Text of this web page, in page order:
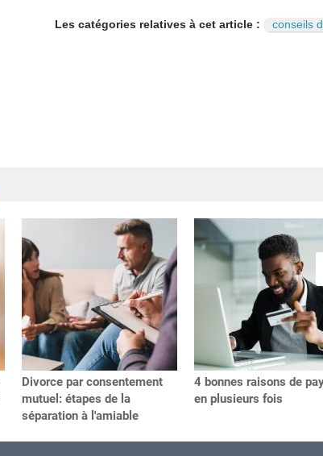
Les catégories relatives à cet article : conseils
Divorce par consentement
mutuel: étapes de la
séparation à l'amiable
4 bonnes raisons de
en plusieurs fois